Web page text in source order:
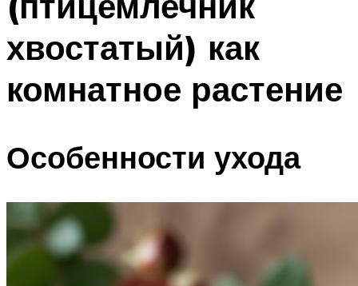
хвостатый) как
комнатное растение
Особенности ухода